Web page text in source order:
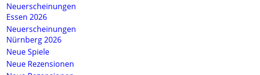
Neuerscheinungen
Essen 2026
Neuerscheinungen
Nürnberg 2026
Neue Spiele
Neue Rezensionen